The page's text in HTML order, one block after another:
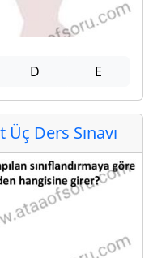
D E
Ders Sınavı